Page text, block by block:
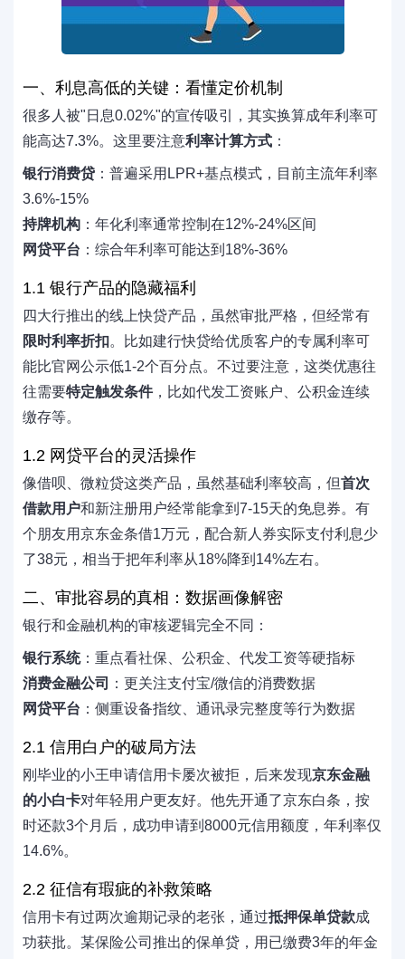
一、利息高低的关键：看懂定价机制
很多人被"日息0.02%"的宣传吸引，其实换算成年利率可
能高达7.3%。这里要注意利率计算方式 ：
银行消费贷 ：普遍采用LPR+基点模式，目前主流年利率
3.6%-15%
持牌机构 ：年化利率通常控制在12%-24%区间
网贷平台 ：综合年利率可能达到18%-36%
1.1 银行产品的隐藏福利
四大行推出的线上快贷产品，虽然审批严格，但经常有
限时利率折扣。比如建行快贷给优质客户的专属利率可
能比官网公示低1-2个百分点。不过要注意，这类优惠往
往需要特定触发条件，比如代发工资账户、公积金连续
缴存等。
1.2 网贷平台的灵活操作
像借呗、微粒贷这类产品，虽然基础利率较高，但首次
借款用户和新注册用户经常能拿到7-15天的免息券。有
个朋友用京东金条借1万元，配合新人券实际支付利息少
了38元，相当于把年利率从18%降到14%左右。
二、审批容易的真相：数据画像解密
银行和金融机构的审核逻辑完全不同：
银行系统：重点看社保、公积金、代发工资等硬指标
消费金融公司
：更关注支付宝/微信的消费数据
网贷平台 ：侧重设备指纹、通讯录完整度等行为数据
2.1 信用白户的破局方法
刚毕业的小王申请信用卡屡次被拒，后来发现京东金融
的小白卡对年轻用户更友好。他先开通了京东白条，按
时还款3个月后，成功申请到8000元信用额度，年利率仅
14.6%。
2.2 征信有瑕疵的补救策略
信用卡有过两次逾期记录的老张，通过抵押保单贷款成
功获批。某保险公司推出的保单贷，用已缴费3年的年金